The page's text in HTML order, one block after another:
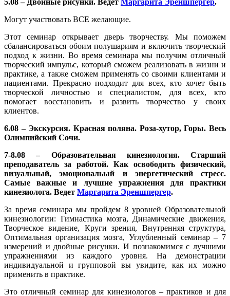
5.08 – Двойные рисунки. Ведет Маргарита Эреншпергер.
Могут участвовать ВСЕ желающие.
Этот семинар открывает дверь творчеству. Мы поможем
сбалансироваться обоим полушариям и включить творческий
подход к жизни. Во время семинара мы получим отличный
творческий импульс, который сможем реализовать в жизни и
практике, а также сможем применять со своими клиентами и
пациентами. Прекрасно подходит для всех, кто хочет быть
творческой личностью и специалистом, для всех, кто
помогает восстановить и развить творчество у своих
клиентов.
6.08 – Экскурсия. Красная поляна. Роза-хутор, Горы. Весь
Олимпийский Сочи.
7-8.08 – Образовательная кинезиология. Старший
преподаватель за работой. Как освободить физический,
визуальный, эмоциональый и энергетический стресс.
Самые важные и лучшие упражнения для практики
кинезиолога. Ведет Маргарита Эреншпергер.
За время семинара мы пройдем 8 уровней Образовательной
кинезиологии: Гимнастика мозга, Динамические движения,
Творческое видение, Круги зрения, Внутренняя структура,
Оптимальная организация мозга, Углубленный семинар – 7
измерений и двойные рисунки. И познакомимся с лучшими
упражнениями из каждого уровня. На демонстрации
индивидуальной и групповой вы увидите, как их можно
применить в практике.
Это отличный семинар для кинезиологов – практиков и для